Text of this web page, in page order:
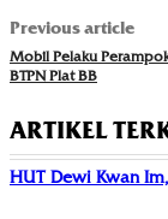
Previous article
Mobil Pelaku
BTPN Plat BB
ARTIKEL
HUT Dewi Kwan